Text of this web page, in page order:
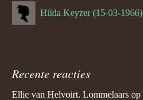
Hilda Keyzer (15-03-1966)
Recente reacties
Ellie van Helvoirt. Lommelaars op